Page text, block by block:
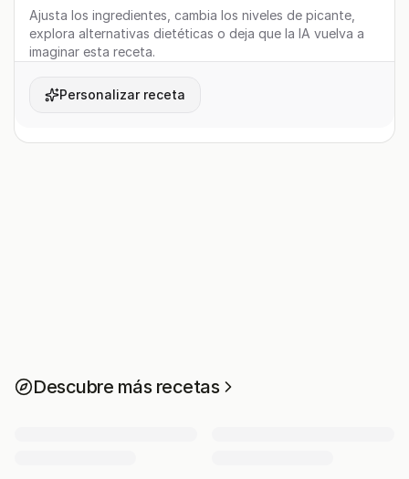
Ajusta los ingredientes, cambia los niveles de picante,
explora alternativas dietéticas o deja que la IA vuelva a
imaginar esta receta.
Personalizar receta
Descubre más recetas